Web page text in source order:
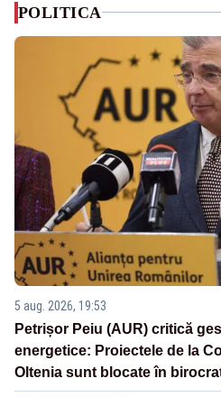
POLITICA
5 aug. 2026, 19:53
Petrișor Peiu (AUR) critică
energetice: Proiectele de la
Oltenia sunt blocate în